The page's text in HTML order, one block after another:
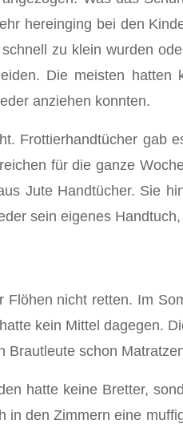
hereinging bei den
zu klein wurden
Die meisten hatten
anziehen konnten.
Frot­tierhandtücher gab
für die ganze
Jute Handtücher. Sie
sein eigenes
nicht retten. Im
kein Mittel dagegen.
schon
hat­te keine Bretter,
den Zimmern eine